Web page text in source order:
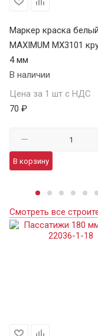
Маркер краска белый
MAXIMUM MX3101
4 мм
В наличии
Цена за 1 шт с НДС
70 ₽
В корзину
Смотреть все